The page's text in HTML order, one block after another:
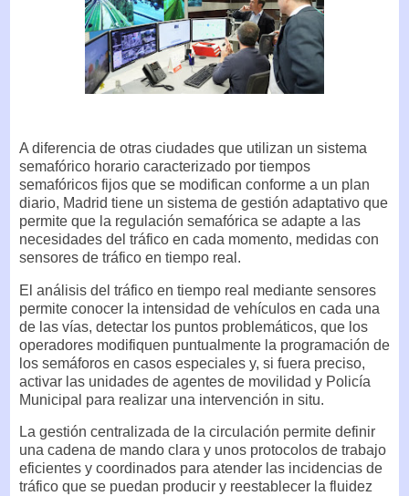
A diferencia de otras ciudades que utilizan un sistema
semafórico horario caracterizado por tiempos
semafóricos fijos que se modifican conforme a un plan
diario, Madrid tiene un sistema de gestión adaptativo que
permite que la regulación semafórica se adapte a las
necesidades del tráfico en cada momento, medidas con
sensores de tráfico en tiempo real.
El análisis del tráfico en tiempo real mediante sensores
permite conocer la intensidad de vehículos en cada una
de las vías, detectar los puntos problemáticos, que los
operadores modifiquen puntualmente la programación de
los semáforos en casos especiales y, si fuera preciso,
activar las unidades de agentes de movilidad y Policía
Municipal para realizar una intervención in situ.
La gestión centralizada de la circulación permite definir
una cadena de mando clara y unos protocolos de trabajo
eficientes y coordinados para atender las incidencias de
tráfico que se puedan producir y reestablecer la fluidez